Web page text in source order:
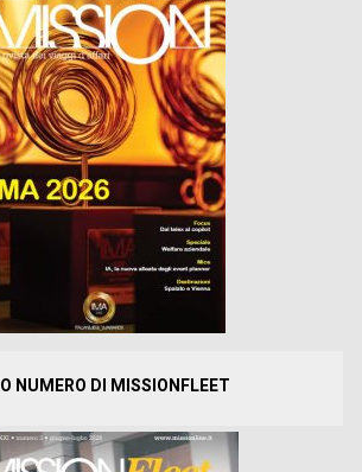
NUMERO DI MISSIONFLEET